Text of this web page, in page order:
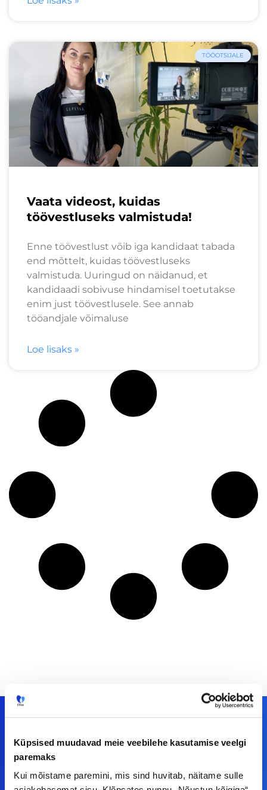
Küpsised muudavad meie veebilehe kasutamise veelgi
paremaks
Kui mõistame paremini, mis sind huvitab, näitame sulle
TÖÖOTSIJALE
Vaata videost, kuidas
töövestluseks valmistuda!
Enne töövestlust võib iga kandidaat tabada
end mõttelt, kuidas töövestluseks
valmistuda. Uuringud on näidanud, et
kandidaadi sobivuse hindamisel toetutakse
enim just töövestlusele. See annab
tööandjale võimaluse
Loe lisaks »
Tööelublogi.ee lehelt leiad kõik vajaliku, et olla